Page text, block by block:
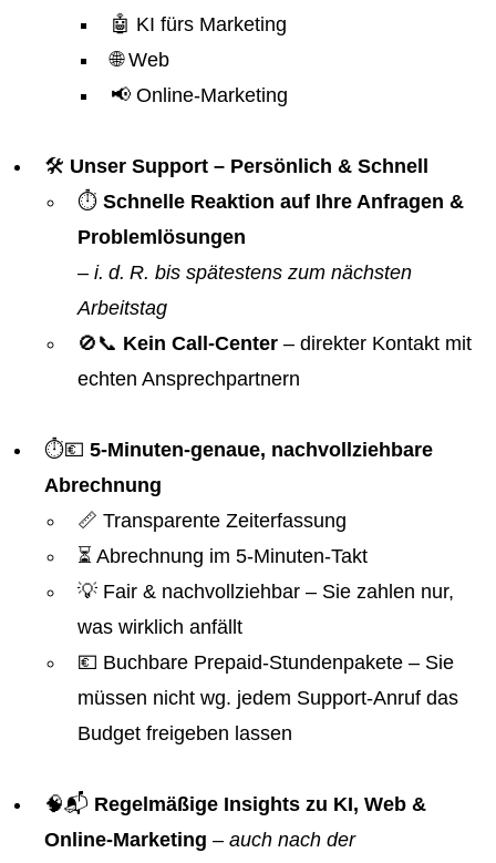
🤖 KI fürs Marketing
🌐 Web
📢 Online-Marketing
🛠️ Unser Support – Persönlich & Schnell
⏱️ Schnelle Reaktion auf Ihre Anfragen &
Problemlösungen
– i. d. R. bis spätestens zum nächsten
Arbeitstag
🚫📞 Kein Call-Center – direkter Kontakt mit
echten Ansprechpartnern
⏱️💶 5-Minuten-genaue, nachvollziehbare
Abrechnung
📏 Transparente Zeiterfassung
⏳ Abrechnung im 5-Minuten-Takt
💡 Fair & nachvollziehbar – Sie zahlen nur,
was wirklich anfällt
💶 Buchbare Prepaid-Stundenpakete – Sie
müssen nicht wg. jedem Support-Anruf das
Budget freigeben lassen
🧠📬 Regelmäßige Insights zu KI, Web &
Online-Marketing – auch nach der